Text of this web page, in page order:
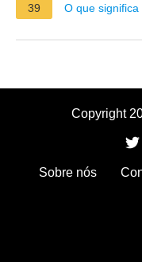
39 O que significa
Copyright
Sobre nós